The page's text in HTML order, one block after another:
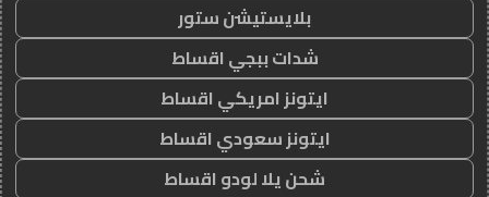
بلايستيشن ستور
شدات ببجي اقساط
ايتونز امريكي اقساط
ايتونز سعودي اقساط
شحن يلا لودو اقساط